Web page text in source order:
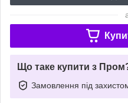
Що таке купити з
Замовлення під